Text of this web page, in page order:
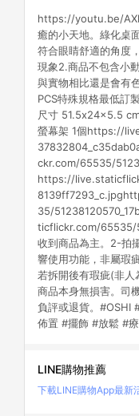
https://youtu.be/
癒的小天地。綠化桌
符合眼睛舒適的角度
現象2.商品不包含小
與實物相比還是會
PCS特殊規格最低
尺寸 51.5x24x5.5
螢幕架 1個https://
ckr.com/65535/
https://
35/
ticflickr.com/65535/
收到商品為主。2-拍
響使用功能，非屬瑕
若拆開後有瑕疵(非人
商品本身無損害。司
負評或退貨。#OSHI
佈置 #擺飾 #放鬆 #
LINE購物推薦
下載LINE購物App最新